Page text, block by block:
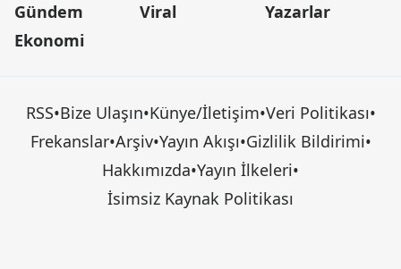
Gündem
Ekonomi
Viral
Yazarlar
RSS•Bize Ulaşın•Künye/İletişim•Veri Politikası•
Frekanslar•Arşiv•Yayın Akışı•Gizlilik Bildirimi•
Hakkımızda•Yayın İlkeleri•
İsimsiz Kaynak Politikası